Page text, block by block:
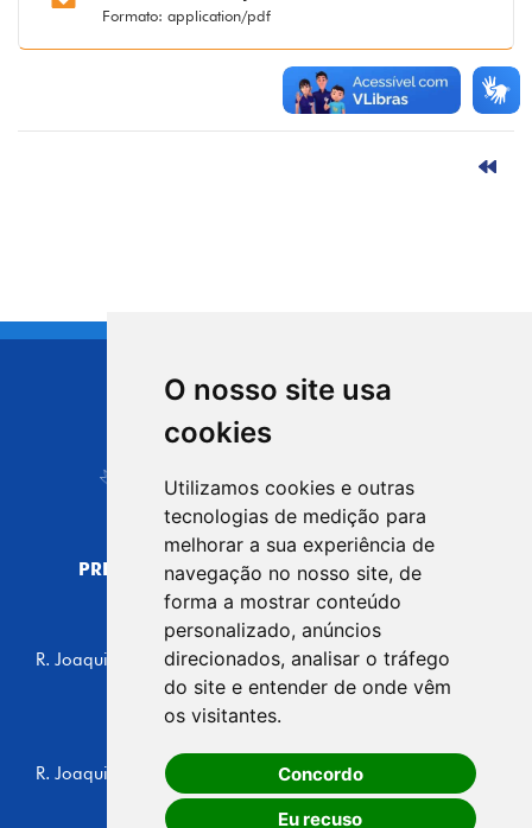
O nosso site usa
cookies
Utilizamos cookies e outras
tecnologias de medição para
melhorar a sua experiência de
navegação no nosso site, de
forma a mostrar conteúdo
personalizado, anúncios
direcionados, analisar o tráfego
do site e entender de onde vêm
os visitantes.
Concordo
Eu recuso
Formato: application/pdf
CIDADE DE
Carapicuíba
PREFEITURA MUNICIPAL DE CARAPICUÍBA
CNPJ: 44.892.693/0001-40
CENTRO ADMINISTRATIVO
R. Joaquim das Neves, 211 - Vila Caldas, Carapicuíba/SP
CEP: 06310-030, Brasil
Telefone: 4164-5500
GABINETE DO PREFEITO
R. Joaquim das Neves, 205 - Vila Caldas, Carapicuíba/SP
CEP: 06310-030, Brasil